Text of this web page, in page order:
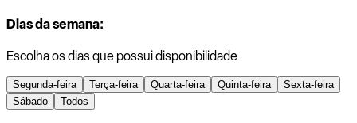
Dias da semana:
Escolha os dias que possui disponibilidade
Segunda-feira Terça-feira Quarta-feira Quinta-feira
Sexta-feira
Sábado
Todos